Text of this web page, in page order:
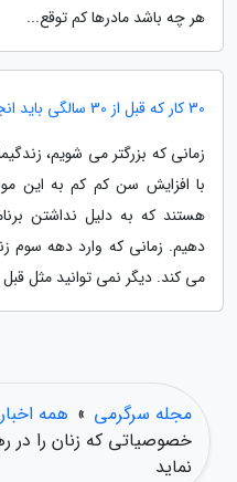
هر چه باشد مادرها کم توقع...
30 کار که قبل از 30 سالگی باید انجام دهید
زمانی که بزرگتر می شویم،
با افزایش سن کم کم به این
هستند که به دلیل نداشتن
دهیم. زمانی که وارد دهه سوم
می کند. دیگر نمی توانید مثل
مجله سرگرمی » همه
خصوصیاتی که زنان را در
نماید